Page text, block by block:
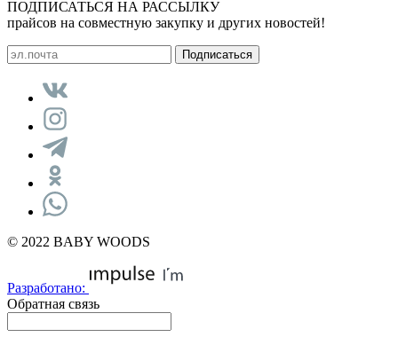
ПОДПИСАТЬСЯ НА РАССЫЛКУ
прайсов на совместную закупку и других новостей!
© 2022 BABY WOODS
Разработано:
Обратная связь